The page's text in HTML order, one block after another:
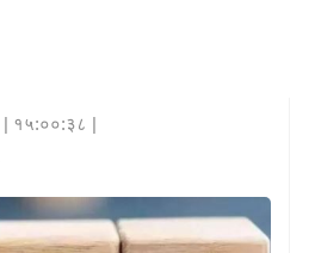
| १५:००:३८ |